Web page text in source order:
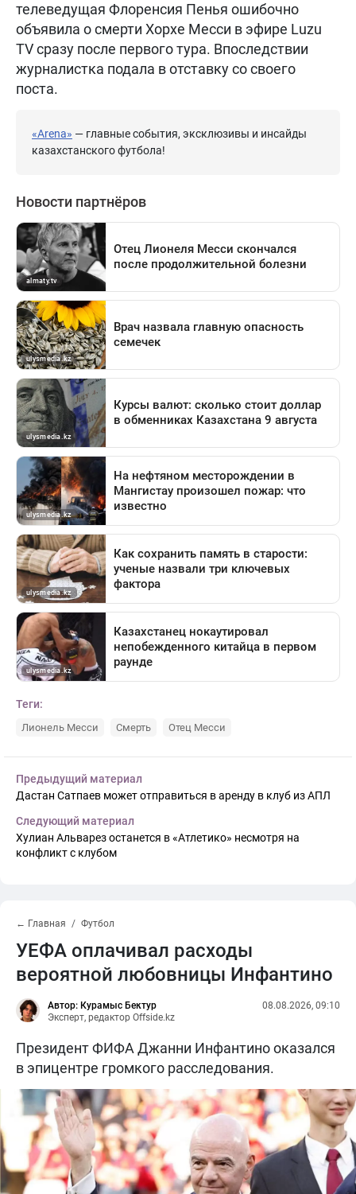
телеведущая Флоренсия Пенья ошибочно
объявила о смерти Хорхе Месси в эфире Luzu
TV сразу после первого тура. Впоследствии
журналистка подала в отставку со своего
поста.
«Arena» — главные события, эксклюзивы и инсайды
казахстанского футбола!
Теги:
Лионель Месси Смерть Отец Месси
Предыдущий материал
Дастан Сатпаев может отправиться в аренду в клуб из АПЛ
Следующий материал
Хулиан Альварез останется в «Атлетико» несмотря на
конфликт с клубом
← Главная Футбол
УЕФА оплачивал расходы
вероятной любовницы Инфантино
Автор: Курамыс Бектур
Эксперт, редактор Offside.kz
08.08.2026, 09:10
Президент ФИФА Джанни Инфантино оказался
в эпицентре громкого расследования.